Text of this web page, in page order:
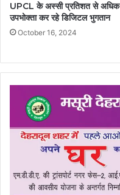
UPCL के अस्सी प्रतिशत से अधिक
उपभोक्ता कर रहे डिजिटल भुगतान
October 16, 2024